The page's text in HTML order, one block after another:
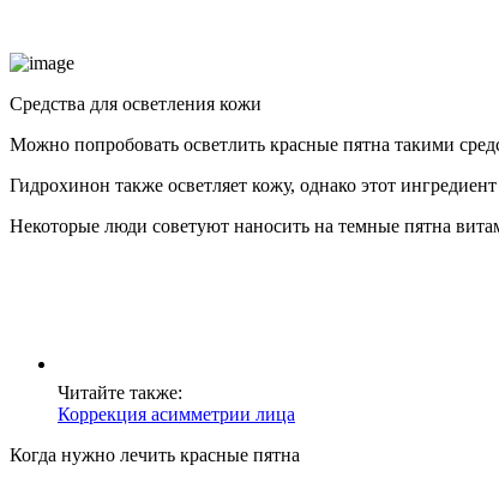
Средства для осветления кожи
Можно попробовать осветлить красные пятна такими
Гидрохинон также осветляет кожу, однако этот
Некоторые люди советуют наносить на темные пятна
Читайте также:
Коррекция асимметрии лица
Когда нужно лечить красные пятна